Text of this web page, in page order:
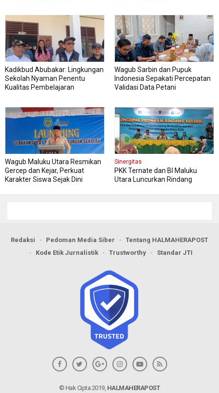
Kadikbud Abubakar: Lingkungan
Sekolah Nyaman Penentu
Kualitas Pembelajaran
Wagub Sarbin dan Pupuk
Indonesia Sepakati Percepatan
Validasi Data Petani
Wagub Maluku Utara Resmikan
Gercep dan Kejar, Perkuat
Karakter Siswa Sejak Dini
Sinergitas
PKK Ternate dan BI Maluku
Utara Luncurkan Rindang
Redaksi Pedoman Media Siber
Tentang HALMAHERAPOST
Kode Etik Jurnalistik
Trustworthy Standar JTI
© Hak Cipta 2019, HALMAHERAPOST